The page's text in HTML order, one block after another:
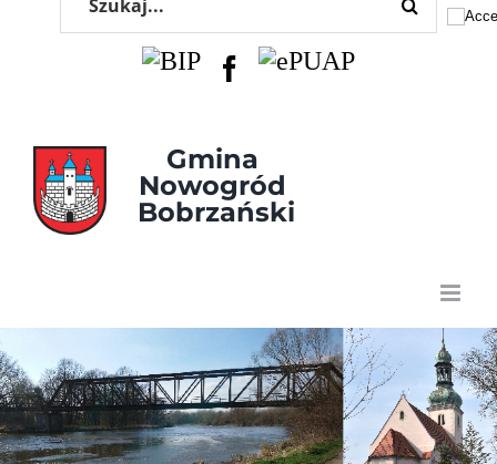
Facebook
Gmina
Nowogród
Bobrzański